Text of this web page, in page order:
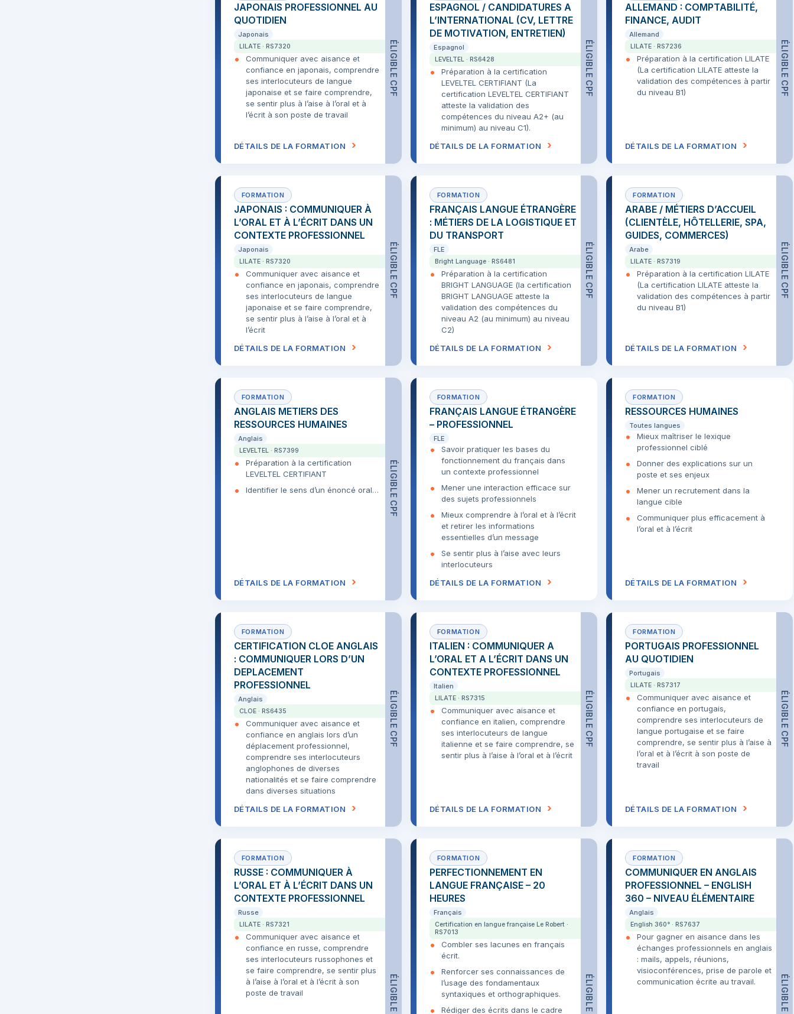
JAPONAIS PROFESSIONNEL AU
QUOTIDIEN
ÉLIGIBLE CPF
Japonais
LILATE · RS7320
Communiquer avec aisance et
confiance en japonais, comprendre
ses interlocuteurs de langue
japonaise et se faire comprendre,
se sentir plus à l’aise à l’oral et à
l’écrit à son poste de travail
DÉTAILS DE LA FORMATION
ESPAGNOL / CANDIDATURES A
L’INTERNATIONAL (CV, LETTRE
DE MOTIVATION, ENTRETIEN)
ÉLIGIBLE CPF
Espagnol
LEVELTEL · RS6428
Préparation à la certification
LEVELTEL CERTIFIANT (La
certification LEVELTEL CERTIFIANT
atteste la validation des
compétences du niveau A2+ (au
minimum) au niveau C1).
DÉTAILS DE LA FORMATION
ALLEMAND : COMPTABILITÉ,
FINANCE, AUDIT
ÉLIGIBLE CPF
Allemand
LILATE · RS7236
Préparation à la certification LILATE
(La certification LILATE atteste la
validation des compétences à partir
du niveau B1)
DÉTAILS DE LA FORMATION
JAPONAIS : COMMUNIQUER À
L’ORAL ET À L’ÉCRIT DANS UN
CONTEXTE PROFESSIONNEL
ÉLIGIBLE CPF
Japonais
LILATE · RS7320
Communiquer avec aisance et
confiance en japonais, comprendre
ses interlocuteurs de langue
japonaise et se faire comprendre,
se sentir plus à l’aise à l’oral et à
l’écrit
DÉTAILS DE LA FORMATION
FRANÇAIS LANGUE ÉTRANGÈRE
: MÉTIERS DE LA LOGISTIQUE ET
DU TRANSPORT
ÉLIGIBLE CPF
FLE
Bright Language · RS6481
Préparation à la certification
BRIGHT LANGUAGE (la certification
BRIGHT LANGUAGE atteste la
validation des compétences du
niveau A2 (au minimum) au niveau
C2)
DÉTAILS DE LA FORMATION
ARABE / MÉTIERS D’ACCUEIL
(CLIENTÈLE, HÔTELLERIE, SPA,
GUIDES, COMMERCES)
ÉLIGIBLE CPF
Arabe
LILATE · RS7319
Préparation à la certification LILATE
(La certification LILATE atteste la
validation des compétences à partir
du niveau B1)
DÉTAILS DE LA FORMATION
ANGLAIS METIERS DES
RESSOURCES HUMAINES
ÉLIGIBLE CPF
Anglais
LEVELTEL · RS7399
Préparation à la certification
LEVELTEL CERTIFIANT
Identifier le sens d’un énoncé oral…
DÉTAILS DE LA FORMATION
FRANÇAIS LANGUE ÉTRANGÈRE
– PROFESSIONNEL
FLE
Savoir pratiquer les bases du
fonctionnement du français dans
un contexte professionnel
Mener une interaction efficace sur
des sujets professionnels
Mieux comprendre à l’oral et à l’écrit
et retirer les informations
essentielles d’un message
Se sentir plus à l’aise avec leurs
interlocuteurs
DÉTAILS DE LA FORMATION
RESSOURCES HUMAINES
Toutes langues
Mieux maîtriser le lexique
professionnel ciblé
Donner des explications sur un
poste et ses enjeux
Mener un recrutement dans la
langue cible
Communiquer plus efficacement à
l’oral et à l’écrit
DÉTAILS DE LA FORMATION
CERTIFICATION CLOE ANGLAIS
: COMMUNIQUER LORS D’UN
DEPLACEMENT
PROFESSIONNEL
ÉLIGIBLE CPF
Anglais
CLOE · RS6435
Communiquer avec aisance et
confiance en anglais lors d’un
déplacement professionnel,
comprendre ses interlocuteurs
anglophones de diverses
nationalités et se faire comprendre
dans diverses situations
DÉTAILS DE LA FORMATION
ITALIEN : COMMUNIQUER A
L’ORAL ET A L’ÉCRIT DANS UN
CONTEXTE PROFESSIONNEL
ÉLIGIBLE CPF
Italien
LILATE · RS7315
Communiquer avec aisance et
confiance en italien, comprendre
ses interlocuteurs de langue
italienne et se faire comprendre, se
sentir plus à l’aise à l’oral et à l’écrit
DÉTAILS DE LA FORMATION
PORTUGAIS PROFESSIONNEL
AU QUOTIDIEN
ÉLIGIBLE CPF
Portugais
LILATE · RS7317
Communiquer avec aisance et
confiance en portugais,
comprendre ses interlocuteurs de
langue portugaise et se faire
comprendre, se sentir plus à l’aise à
l’oral et à l’écrit à son poste de
travail
DÉTAILS DE LA FORMATION
RUSSE : COMMUNIQUER À
L’ORAL ET À L’ÉCRIT DANS UN
CONTEXTE PROFESSIONNEL
Russe
LILATE · RS7321
Communiquer avec aisance et
confiance en russe, comprendre
ses interlocuteurs russophones et
se faire comprendre, se sentir plus
à l’aise à l’oral et à l’écrit à son
poste de travail
PERFECTIONNEMENT EN
LANGUE FRANÇAISE – 20
HEURES
Français
Certification en langue française Le Robert ·
RS7013
Combler ses lacunes en français
écrit.
Renforcer ses connaissances de
l’usage des fondamentaux
syntaxiques et orthographiques.
Rédiger des écrits dans le cadre
COMMUNIQUER EN ANGLAIS
PROFESSIONNEL – ENGLISH
360 – NIVEAU ÉLÉMENTAIRE
Anglais
English 360° · RS7637
Pour gagner en aisance dans les
échanges professionnels en anglais
: mails, appels, réunions,
visioconférences, prise de parole et
communication écrite au travail.